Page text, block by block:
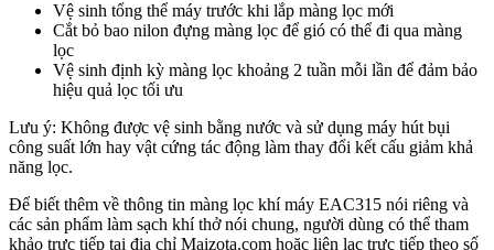
Vệ sinh tổng thể máy trước khi lắp màng lọc mới
Cắt bỏ bao nilon đựng màng lọc để gió có thể đi qua màng
lọc
Vệ sinh định kỳ màng lọc khoảng 2 tuần mỗi lần để đảm bảo
hiệu quả lọc tối ưu
Lưu ý: Không được vệ sinh bằng nước và sử dụng máy hút bụi
công suất lớn hay vật cứng tác động làm thay đổi kết cấu giảm khả
năng lọc.
Để biết thêm về thông tin màng lọc khí máy EAC315 nói riêng và
các sản phẩm làm sạch khí thở nói chung, người dùng có thể tham
khảo trực tiếp tại địa chỉ Maizota.com hoặc liên lạc trực tiếp theo số